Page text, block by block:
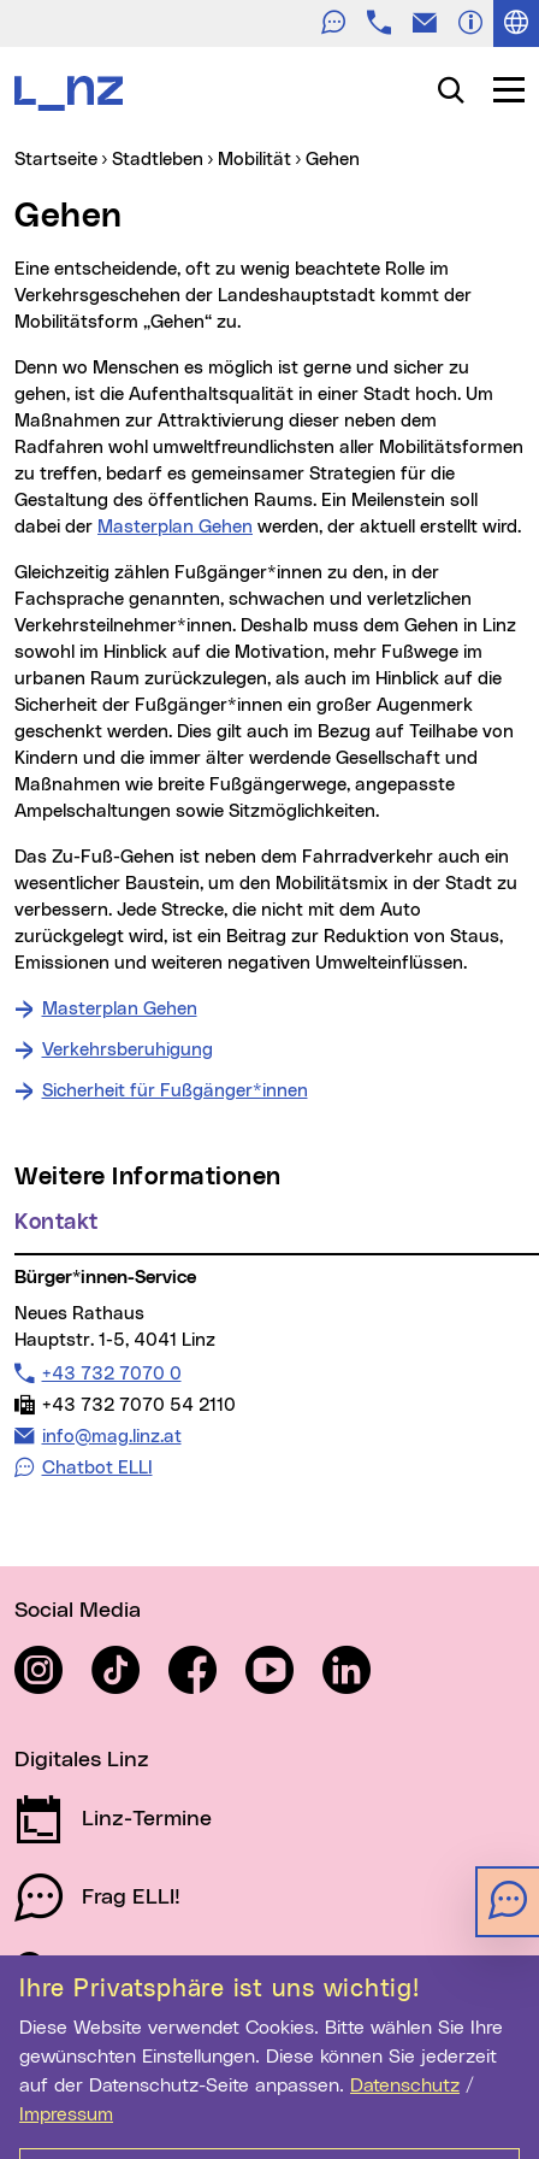
Ihre Privatsphäre ist uns wichtig!
Diese Website verwendet Cookies. Bitte wählen Sie Ihre
gewünschten Einstellungen. Diese können Sie jederzeit
auf der Datenschutz-Seite anpassen. Datenschutz /
Impressum
TelefonE-Mail
Suche
Sie sind hier:
Startseite Stadtleben Mobilität Gehen
Gehen
Eine entscheidende, oft zu wenig beachtete Rolle im
Verkehrsgeschehen der Landeshauptstadt kommt der
Mobilitätsform „Gehen“ zu.
Denn wo Menschen es möglich ist gerne und sicher zu
gehen, ist die Aufenthaltsqualität in einer Stadt hoch. Um
Maßnahmen zur Attraktivierung dieser neben dem
Radfahren wohl umweltfreundlichsten aller Mobilitätsformen
zu treffen, bedarf es gemeinsamer Strategien für die
Gestaltung des öffentlichen Raums. Ein Meilenstein soll
dabei der Masterplan Gehen werden, der aktuell erstellt wird.
Gleichzeitig zählen Fußgänger*innen zu den, in der
Fachsprache genannten, schwachen und verletzlichen
Verkehrsteilnehmer*innen. Deshalb muss dem Gehen in Linz
sowohl im Hinblick auf die Motivation, mehr Fußwege im
urbanen Raum zurückzulegen, als auch im Hinblick auf die
Sicherheit der Fußgänger*innen ein großer Augenmerk
geschenkt werden. Dies gilt auch im Bezug auf Teilhabe von
Kindern und die immer älter werdende Gesellschaft und
Maßnahmen wie breite Fußgängerwege, angepasste
Ampelschaltungen sowie Sitzmöglichkeiten.
Das Zu-Fuß-Gehen ist neben dem Fahrradverkehr auch ein
wesentlicher Baustein, um den Mobilitätsmix in der Stadt zu
verbessern. Jede Strecke, die nicht mit dem Auto
zurückgelegt wird, ist ein Beitrag zur Reduktion von Staus,
Emissionen und weiteren negativen Umwelteinflüssen.
Masterplan Gehen
Verkehrsberuhigung
Sicherheit für Fußgänger*innen
Weitere Informationen
Kontakt
Bürger*innen-Service
Neues Rathaus
Hauptstr. 1-5, 4041 Linz
Telefon:
+43 732 7070 0
Fax:
+43 732 7070 54 2110
E-Mail Adresse:
info@mag.linz.at
Chatbot ELLI
Social Media
InstagramTikTok FacebookYouTube LinkedIn
Digitales Linz
Linz-Termine
Frag ELLI!
Schau auf Linz
Newsletter-Anmeldung
E-Mail-Adresse eingeben